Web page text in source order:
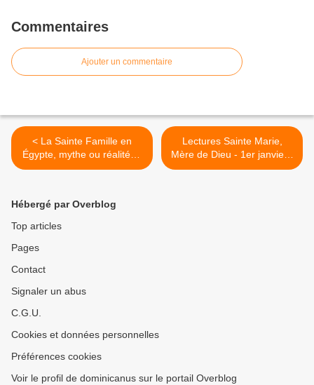
Commentaires
Ajouter un commentaire
< La Sainte Famille en
Égypte, mythe ou réalité? -
Conférence du P. Henri
Lectures Sainte Marie,
Mère de Dieu - 1er janvier -
« Ils découvrirent Marie et
Hébergé par Overblog
Top articles
Pages
Contact
Signaler un abus
C.G.U.
Cookies et données personnelles
Préférences cookies
Voir le profil de dominicanus sur le portail Overblog